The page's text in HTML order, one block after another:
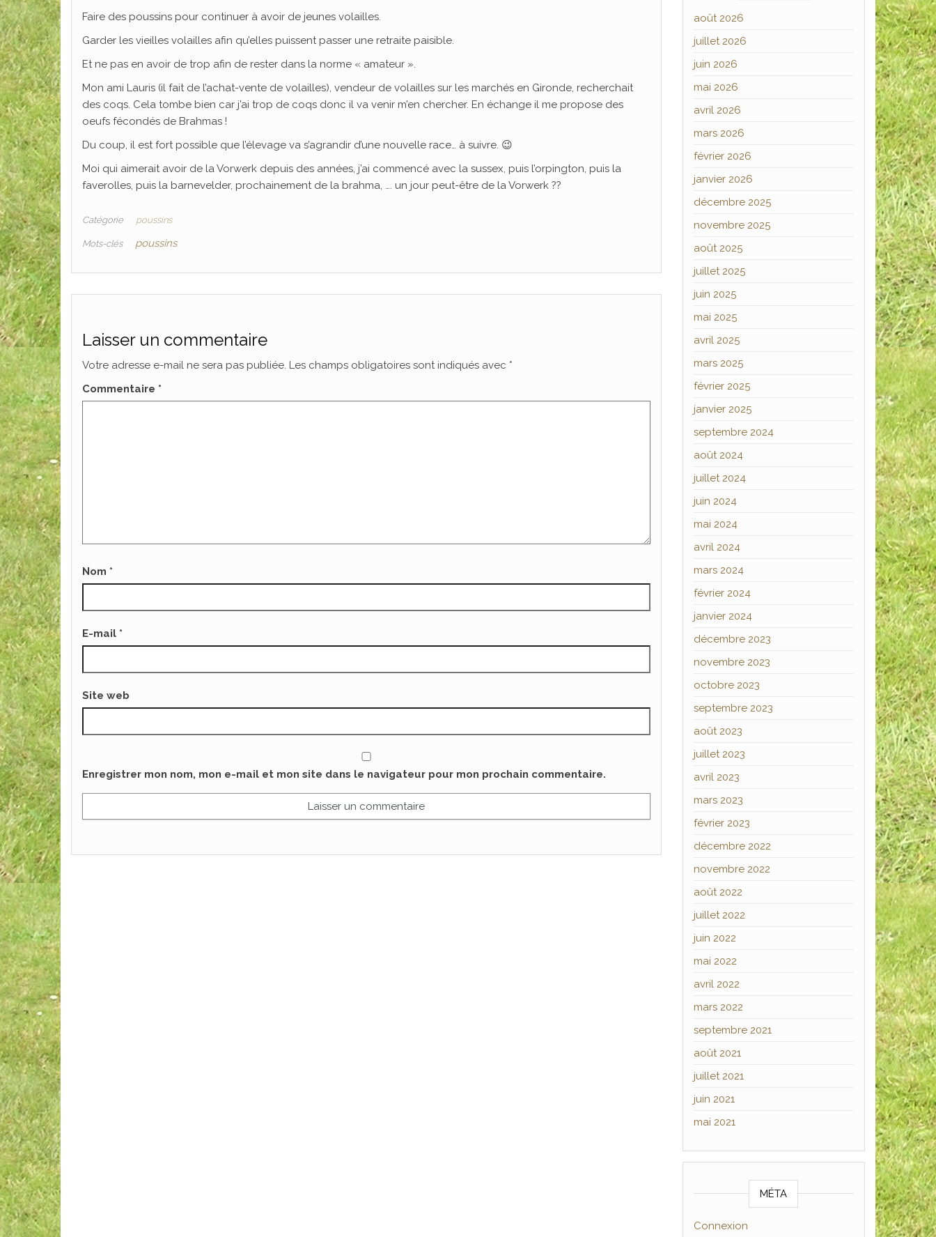
Faire des poussins pour continuer à avoir de jeunes volailles.
Garder les vieilles volailles afin qu’elles puissent passer une retraite paisible.
Et ne pas en avoir de trop afin de rester dans la norme « amateur ».
Mon ami Lauris (il fait de l’achat-vente de volailles), vendeur de volailles sur les marchés en Gironde, recherchait
des coqs. Cela tombe bien car j’ai trop de coqs donc il va venir m’en chercher. En échange il me propose des
oeufs fécondés de Brahmas !
Du coup, il est fort possible que l’élevage va s’agrandir d’une nouvelle race… à suivre. 😉
Moi qui aimerait avoir de la Vorwerk depuis des années, j’ai commencé avec la sussex, puis l’orpington, puis la
faverolles, puis la barnevelder, prochainement de la brahma, …. un jour peut-être de la Vorwerk ??
Catégorie poussins
Mots-clés poussins
Laisser un commentaire
Votre adresse e-mail ne sera pas publiée. Les champs obligatoires sont indiqués avec *
Commentaire *
Nom *
E-mail *
Site web
Enregistrer mon nom, mon e-mail et mon site dans le navigateur pour mon prochain commentaire.
août 2026
juillet 2026
juin 2026
mai 2026
avril 2026
mars 2026
février 2026
janvier 2026
décembre 2025
novembre 2025
août 2025
juillet 2025
juin 2025
mai 2025
avril 2025
mars 2025
février 2025
janvier 2025
septembre 2024
août 2024
juillet 2024
juin 2024
mai 2024
avril 2024
mars 2024
février 2024
janvier 2024
décembre 2023
novembre 2023
octobre 2023
septembre 2023
août 2023
juillet 2023
avril 2023
mars 2023
février 2023
décembre 2022
novembre 2022
août 2022
juillet 2022
juin 2022
mai 2022
avril 2022
mars 2022
septembre 2021
août 2021
juillet 2021
juin 2021
mai 2021
MÉTA
Connexion